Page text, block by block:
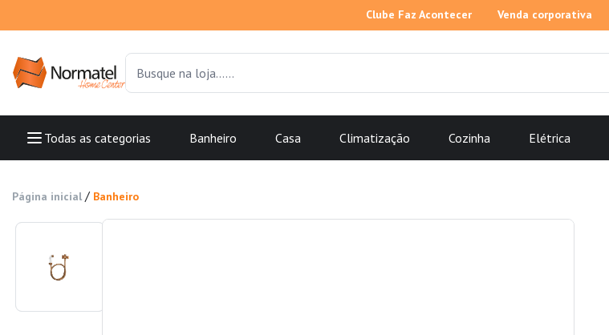
Clube Faz Acontecer Venda corporativa
Todas as categorias Banheiro Casa Climatização Cozinha Elétrica
Página inicial / Banheiro